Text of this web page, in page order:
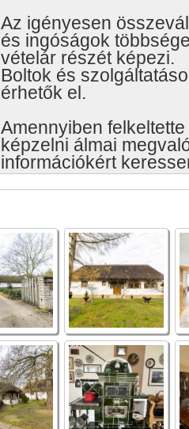
Az igényesen
és ingóságok
vételár részét képezi.
Boltok és
érhetők el.
Amennyiben
képzelni álmai
információkért